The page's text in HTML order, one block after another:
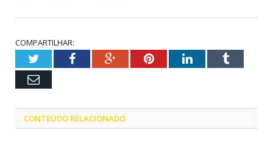
COMPARTILHAR:
TwitterFacebookGoogle+PinterestLinkedInTumblr
Email
CONTEÚDO RELACIONADO